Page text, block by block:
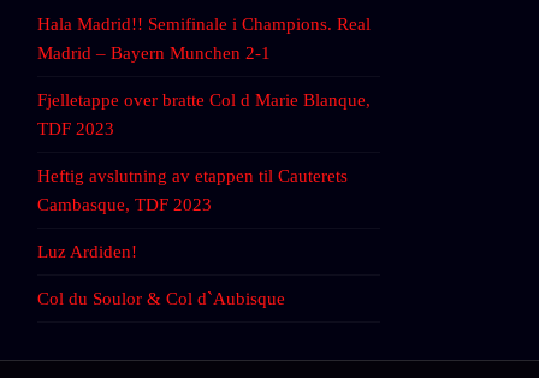
Hala Madrid!! Semifinale i Champions. Real
Madrid – Bayern Munchen 2-1
Fjelletappe over bratte Col d Marie Blanque,
TDF 2023
Heftig avslutning av etappen til Cauterets
Cambasque, TDF 2023
Luz Ardiden!
Col du Soulor & Col d`Aubisque